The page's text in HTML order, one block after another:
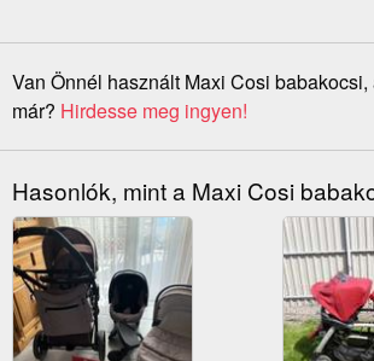
Van Önnél használt Maxi Cosi
már? Hirdesse meg ingyen!
Hasonlók, mint a Maxi Cosi